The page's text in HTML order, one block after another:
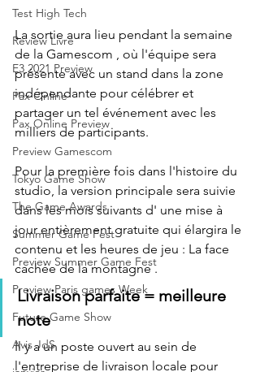
Test High Tech
Review Livre
E3 2021 Preview
Pax Online
Pax Online Preview
Preview Gamescom
Tokyo Game Show
The Game Awards
Summer Game Fest
Preview Summer Game Fest
Preview Paris games Week
Future Game Show
Avis JdS
La sortie aura lieu pendant la semaine
de la Gamescom , où l'équipe sera
présente avec un stand dans la zone
indépendante pour célébrer et
partager un tel événement avec les
milliers de participants.
Pour la première fois dans l'histoire du
studio, la version principale sera suivie
dans les mois suivants d' une mise à
jour entièrement gratuite qui élargira le
contenu et les heures de jeu : La face
cachée de la montagne .
Livraison parfaite = meilleure
note
Il y a un poste ouvert au sein de
l'entreprise de livraison locale pour